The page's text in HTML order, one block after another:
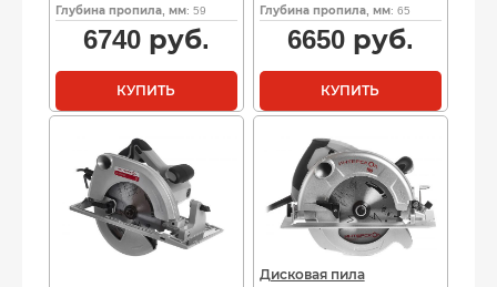
Глубина пропила, мм: 59
6740руб.
КУПИТЬ
Глубина пропила, мм: 65
6650руб.
КУПИТЬ
Дисковая пила